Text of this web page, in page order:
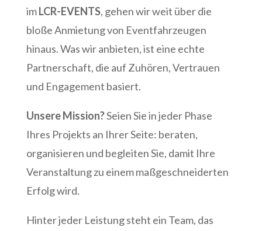
imLCR-EVENTS, gehen wir weit über die
bloße Anmietung von Eventfahrzeugen
hinaus. Was wir anbieten, ist eine echte
Partnerschaft, die auf Zuhören, Vertrauen
und Engagement basiert.
Unsere Mission?Seien Sie in jeder Phase
Ihres Projekts an Ihrer Seite: beraten,
organisieren und begleiten Sie, damit Ihre
Veranstaltung zu einem maßgeschneiderten
Erfolg wird.
Hinter jeder Leistung steht ein Team, das